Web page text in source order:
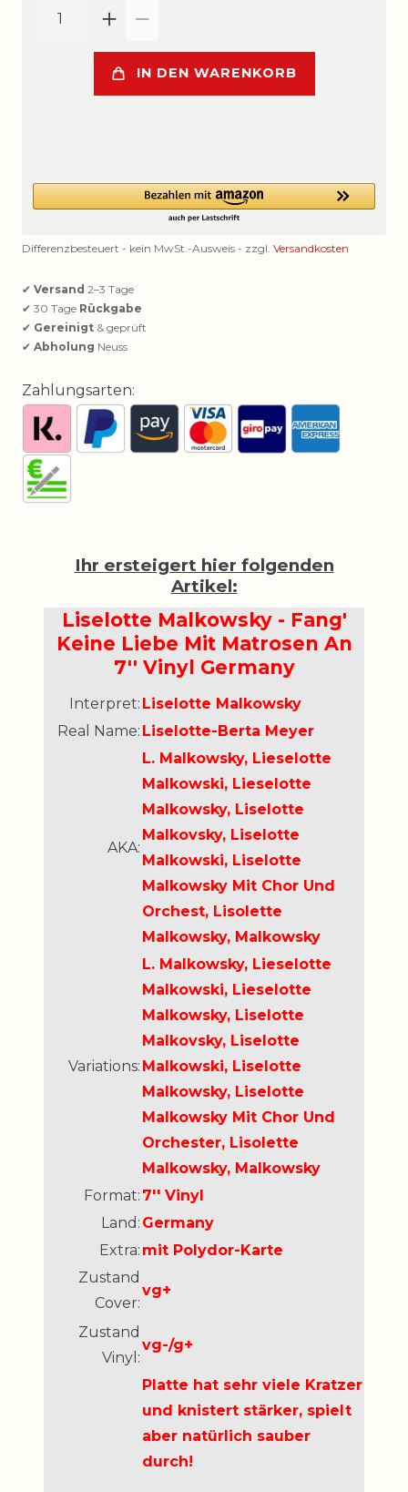
IN DEN WARENKORB
Differenzbesteuert - kein MwSt.-Ausweis - zzgl. Versandkosten
✔ Versand 2–3 Tage
✔ 30 Tage Rückgabe
✔ Gereinigt & geprüft
✔ Abholung Neuss
Zahlungsarten:
Ihr ersteigert hier folgenden
Artikel:
Liselotte Malkowsky - Fang'
Keine Liebe Mit Matrosen An
7'' Vinyl Germany
Interpret: Liselotte Malkowsky
Real Name: Liselotte-Berta Meyer
AKA:
L. Malkowsky, Lieselotte
Malkowski, Lieselotte
Malkowsky, Liselotte
Malkovsky, Liselotte
Malkowski, Liselotte
Malkowsky Mit Chor Und
Orchest, Lisolette
Malkowsky, Malkowsky
Variations:
L. Malkowsky, Lieselotte
Malkowski, Lieselotte
Malkowsky, Liselotte
Malkovsky, Liselotte
Malkowski, Liselotte
Malkowsky, Liselotte
Malkowsky Mit Chor Und
Orchester, Lisolette
Malkowsky, Malkowsky
Format: 7'' Vinyl
Land: Germany
Extra: mit Polydor-Karte
Zustand
Cover:
vg+
Zustand
Vinyl:
vg-/g+
Platte hat sehr viele Kratzer
und knistert stärker, spielt
aber natürlich sauber
durch!